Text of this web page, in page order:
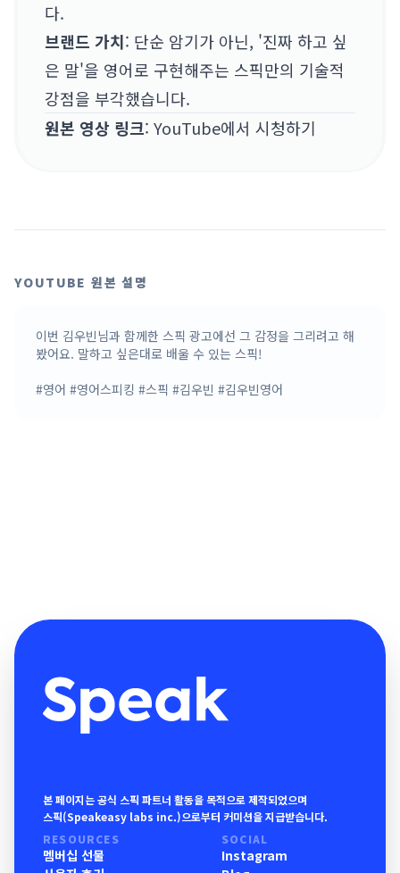
다.
브랜드 가치: 단순 암기가 아닌, '진짜 하고 싶
은 말'을 영어로 구현해주는 스픽만의 기술적
강점을 부각했습니다.
원본 영상 링크: YouTube에서 시청하기
YOUTUBE 원본 설명
이번 김우빈님과 함께한 스픽 광고에선 그 감정을 그리려고 해
봤어요. 말하고 싶은대로 배울 수 있는 스픽!
#영어 #영어스피킹 #스픽 #김우빈 #김우빈영어
본 페이지는 공식 스픽 파트너 활동을 목적으로 제작되었으며
스픽(Speakeasy labs inc.)으로부터 커미션을 지급받습니다.
RESOURCES
멤버십 선물
SOCIAL
Instagram